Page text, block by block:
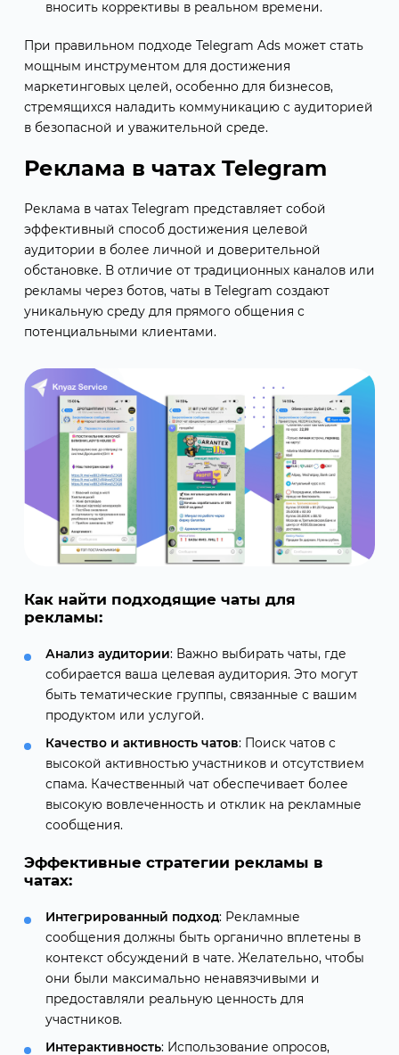
вносить коррективы в реальном времени.
При правильном подходе Telegram Ads может стать
мощным инструментом для достижения
маркетинговых целей, особенно для бизнесов,
стремящихся наладить коммуникацию с аудиторией
в безопасной и уважительной среде.
Реклама в чатах Telegram
Реклама в чатах Telegram представляет собой
эффективный способ достижения целевой
аудитории в более личной и доверительной
обстановке. В отличие от традиционных каналов или
рекламы через ботов, чаты в Telegram создают
уникальную среду для прямого общения с
потенциальными клиентами.
Как найти подходящие чаты для
рекламы:
Анализ аудитории: Важно выбирать чаты, где
собирается ваша целевая аудитория. Это могут
быть тематические группы, связанные с вашим
продуктом или услугой.
Качество и активность чатов: Поиск чатов с
высокой активностью участников и отсутствием
спама. Качественный чат обеспечивает более
высокую вовлеченность и отклик на рекламные
сообщения.
Эффективные стратегии рекламы в
чатах:
Интегрированный подход: Рекламные
сообщения должны быть органично вплетены в
контекст обсуждений в чате. Желательно, чтобы
они были максимально ненавязчивыми и
предоставляли реальную ценность для
участников.
Интерактивность: Использование опросов,